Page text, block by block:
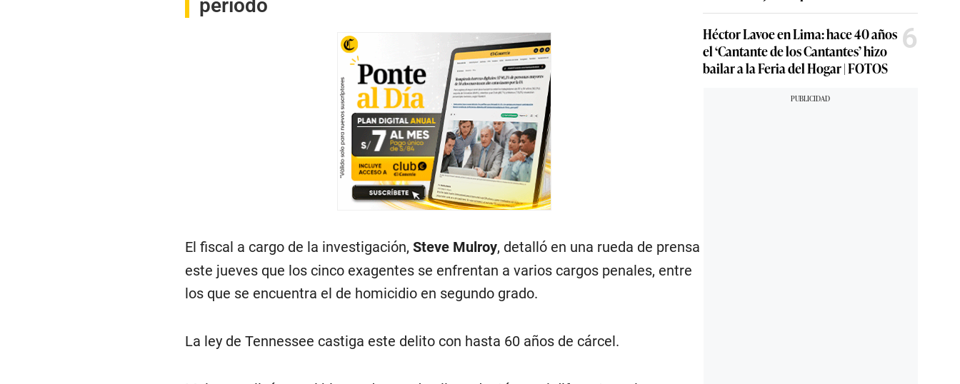
período
El fiscal a cargo de la investigación, Steve Mulroy, detalló en una rueda de prensa
este jueves que los cinco exagentes se enfrentan a varios cargos penales, entre
los que se encuentra el de homicidio en segundo grado.
La ley de Tennessee castiga este delito con hasta 60 años de cárcel.
Héctor Lavoe en Lima: hace 40 años
el ‘Cantante de los Cantantes’ hizo
bailar a la Feria del Hogar | FOTOS
6